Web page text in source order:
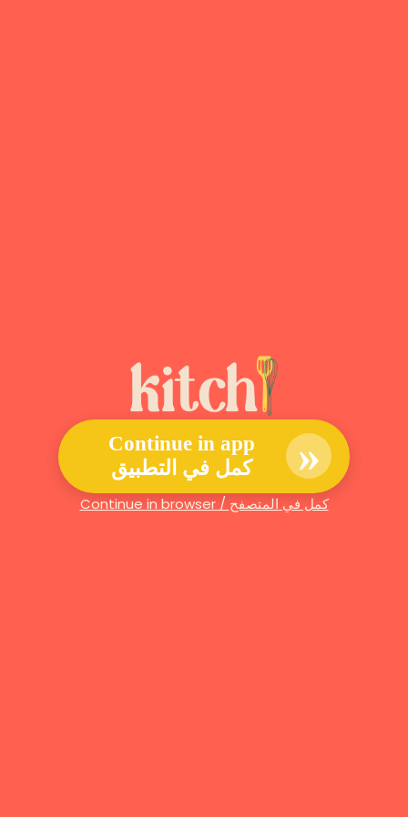
Continue in app
كمل في التطبيق
»
Continue in browser / كمل في المتصفح